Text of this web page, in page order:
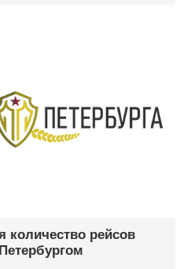
количество рейсов